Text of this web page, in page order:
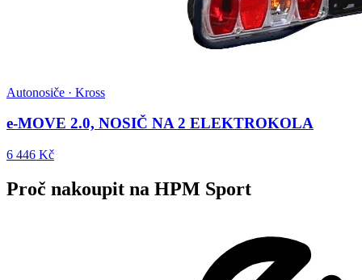
Autonosiče · Kross
e-MOVE 2.0, NOSIČ NA 2 ELEKTROKOLA
6 446 Kč
Proč nakoupit na HPM Sport